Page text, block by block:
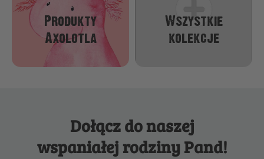
Produkty
Axolotla
Wszystkie
kolekcje
Dołącz do naszej
wspaniałej rodziny Pand!